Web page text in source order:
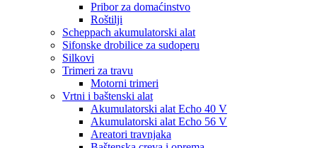
Pribor za domaćinstvo
Roštilji
Scheppach akumulatorski alat
Sifonske drobilice za sudoperu
Silkovi
Trimeri za travu
Motorni trimeri
Vrtni i baštenski alat
Akumulatorski alat Echo 40 V
Akumulatorski alat Echo 56 V
Areatori travnjaka